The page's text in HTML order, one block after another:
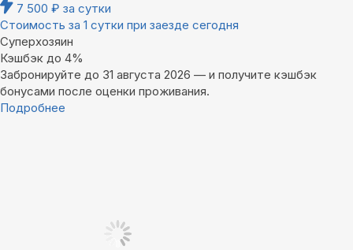
7 500 ₽ за сутки
Стоимость за 1 сутки при заезде сегодня
Суперхозяин
Кэшбэк до 4%
Забронируйте до 31 августа 2026 — и получите кэшбэк
бонусами после оценки проживания.
Подробнее